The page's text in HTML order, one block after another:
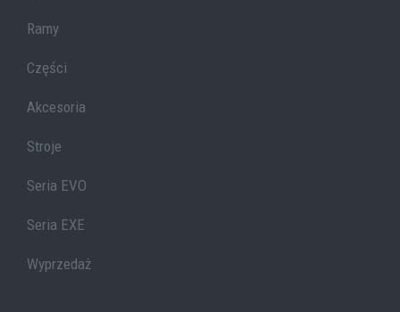
Ramy
Części
Akcesoria
Stroje
Seria EVO
Seria EXE
Wyprzedaż